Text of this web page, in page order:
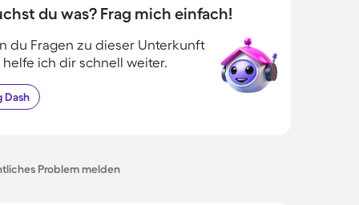
du was? Frag mich einfach!
du Fragen zu dieser Unterkunft
helfe ich dir schnell weiter.
Dash
Problem melden